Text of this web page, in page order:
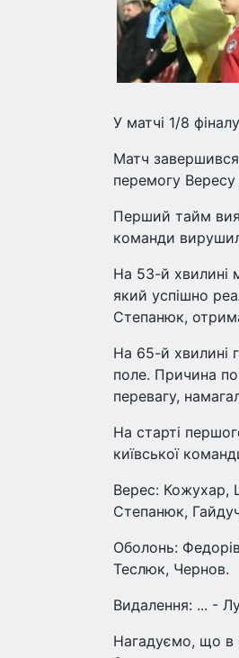
У матчі 1/8
Матч
перемогу
Перший тайм
команди
На 53-й хвилині
який успішно
Степанюк,
На 65-й хвилині
поле. Причина
перевагу,
На старті
київської
Верес: Кожухар,
Степанюк,
Оболонь:
Теслюк, Чернов.
Видалення: ... -
Нагадуємо, що в